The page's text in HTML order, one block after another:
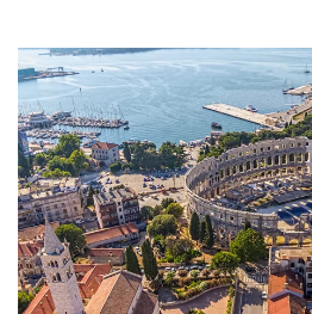
ZOBRAZIT